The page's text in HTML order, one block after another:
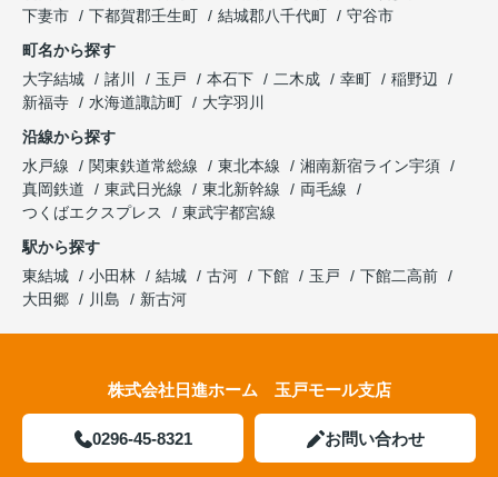
下妻市
下都賀郡壬生町 結城郡八千代町
守谷市
町名から探す
大字結城
諸川 玉戸 本石下 二木成 幸町
稲野辺
新福寺
水海道諏訪町
大字羽川
沿線から探す
水戸線
関東鉄道常総線 東北本線
湘南新宿ライン宇須
真岡鉄道
東武日光線 東北新幹線
両毛線
つくばエクスプレス
東武宇都宮線
駅から探す
東結城
小田林 結城 古河 下館 玉戸
下館二高前
大田郷
川島 新古河
株式会社日進ホーム 玉戸モール支店
0296-45-8321 お問い合わせ